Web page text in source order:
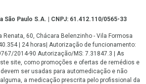
São Paulo S.A. | CNPJ: 61.412.110/0565-33
Renata, 60, Chácara Belenzinho - Vila Formosa
| 24 horas| Autorização de funcionamento:
2014-90 Autorização/MS: 7.31847.3 | As
site, como promoções e ofertas de remédios e
ser usadas para automedicação e não
a medicação prescrita pelo profissional da